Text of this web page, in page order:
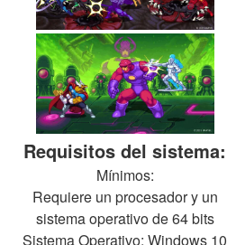
Requisitos del sistema:
Mínimos:
Requiere un procesador y un
sistema operativo de 64 bits
Sistema Operativo: Windows 10